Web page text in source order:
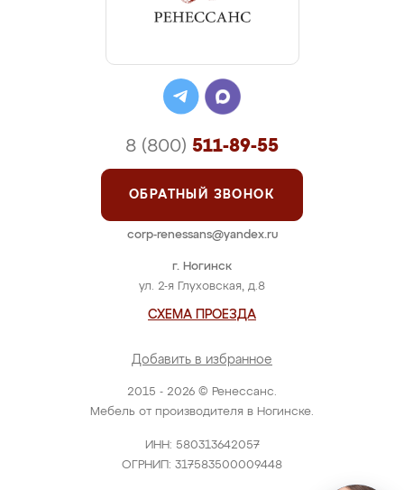
2015 - 2026 © Ренессанс.
Мебель от производителя в Ногинске.
ИНН: 580313642057
ОГРНИП: 317583500009448
г. Ногинск
ул. 2-я Глуховская, д.8
СХЕМА ПРОЕЗДА
Добавить в избранное
8 (800) 511-89-55
ОБРАТНЫЙ ЗВОНОК
corp-renessans@yandex.ru